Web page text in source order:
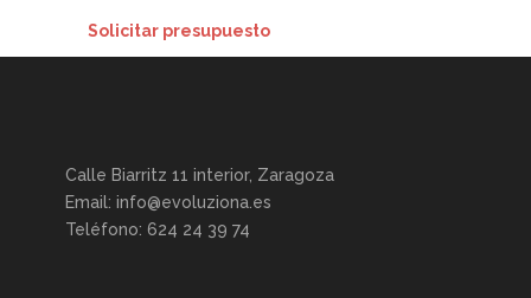
Solicitar presupuesto
Calle Biarritz 11 interior, Zaragoza
Email: info@evoluziona.es
Teléfono: 624 24 39 74